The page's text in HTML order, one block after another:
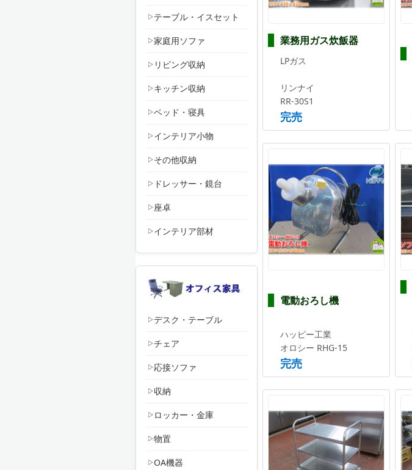
テーブル・イスセット
家庭用ソファ
リビング収納
キッチン収納
ベッド・寝具
インテリア小物
その他収納
ドレッサー・鏡台
座卓
インテリア部材
デスク・テーブル
チェア
応接ソファ
収納
ロッカー・金庫
物置
OA機器
業務用ガス炊飯器
LPガス
リンナイ
RR-30S1
完売
電動おろし機
ハッピー工業
オロシー RHG-15
完売